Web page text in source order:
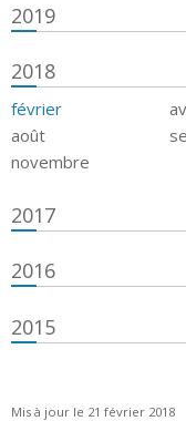
2019
2018
février
août
novembre
2017
2016
2015
Mis à jour le 21 février 2018